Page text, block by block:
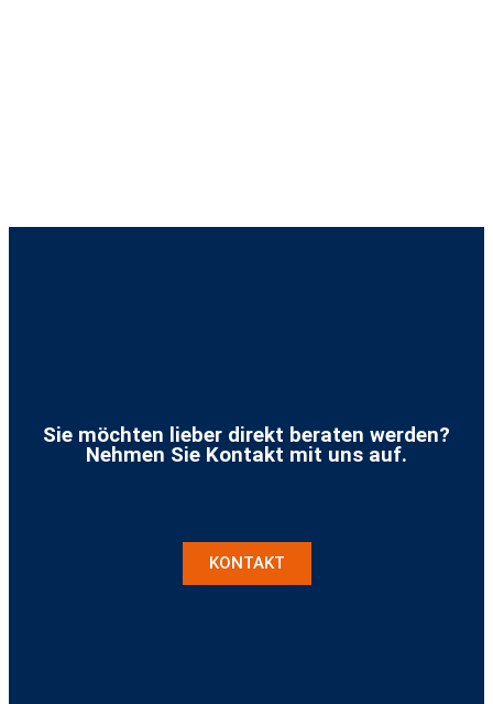
Sie möchten lieber direkt beraten werden?
Nehmen Sie Kontakt mit uns auf.
KONTAKT